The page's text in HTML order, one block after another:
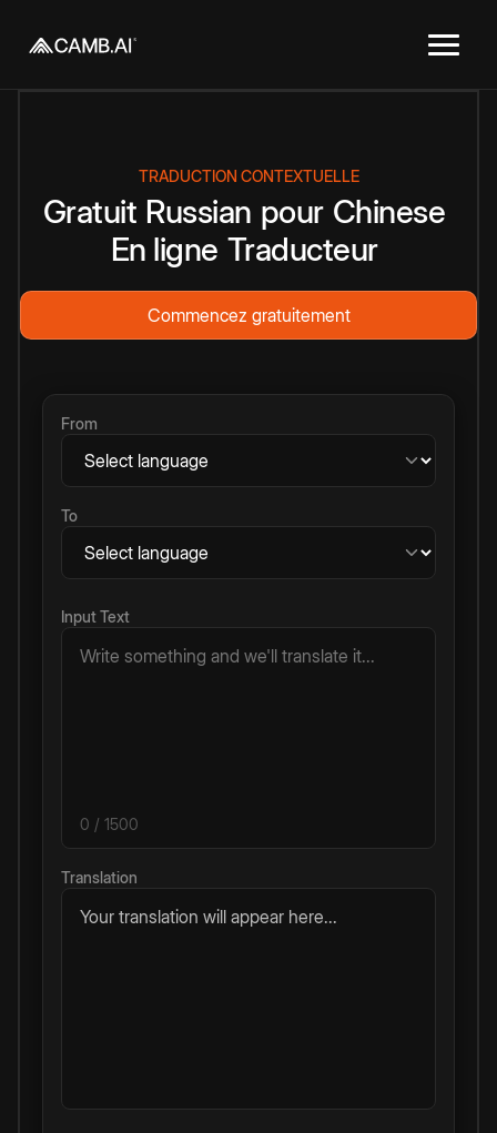
TRADUCTION CONTEXTUELLE
Gratuit Russian pour Chinese
En ligne Traducteur
Commencez gratuitement
From
To
Input Text
0 / 1500
Translation
Your translation will appear here...